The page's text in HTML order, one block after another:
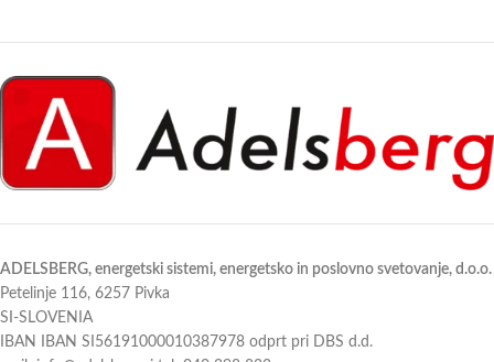
ADELSBERG, energetski sistemi, energetsko in poslovno svetovanje, d.o.o.
Petelinje 116, 6257 Pivka
SI-SLOVENIA
IBAN IBAN SI56191000010387978 odprt pri DBS d.d.